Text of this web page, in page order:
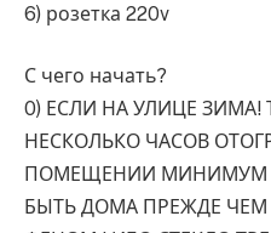
6) розетка 220v
С чего начать?
0) ЕСЛИ НА УЛИЦЕ
НЕСКОЛЬКО ЧАСОВ
ПОМЕЩЕНИИ МИНИМУМ
БЫТЬ ДОМА ПРЕЖДЕ ЧЕМ